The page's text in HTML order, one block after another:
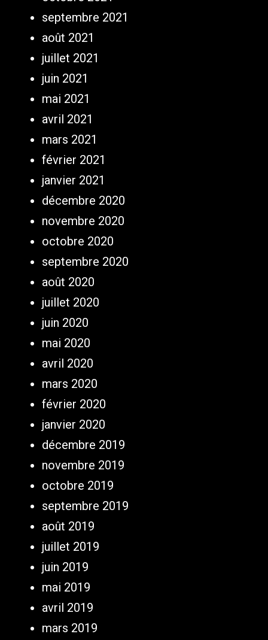
septembre 2021
août 2021
juillet 2021
juin 2021
mai 2021
avril 2021
mars 2021
février 2021
janvier 2021
décembre 2020
novembre 2020
octobre 2020
septembre 2020
août 2020
juillet 2020
juin 2020
mai 2020
avril 2020
mars 2020
février 2020
janvier 2020
décembre 2019
novembre 2019
octobre 2019
septembre 2019
août 2019
juillet 2019
juin 2019
mai 2019
avril 2019
mars 2019